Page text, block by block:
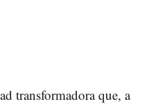
transformadora que, a